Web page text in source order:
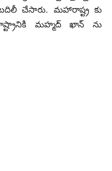
చేసారు. మహారాష్ట్ర కు
మహ్మద్ ఖాన్ ను